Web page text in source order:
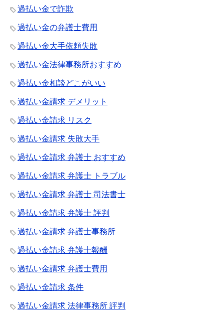
過払い金で詐欺
過払い金の弁護士費用
過払い金大手依頼失敗
過払い金法律事務所おすすめ
過払い金相談どこがいい
過払い金請求 デメリット
過払い金請求 リスク
過払い金請求 失敗大手
過払い金請求 弁護士 おすすめ
過払い金請求 弁護士 トラブル
過払い金請求 弁護士 司法書士
過払い金請求 弁護士 評判
過払い金請求 弁護士事務所
過払い金請求 弁護士報酬
過払い金請求 弁護士費用
過払い金請求 条件
過払い金請求 法律事務所 評判